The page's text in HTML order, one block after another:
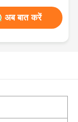
अब बात करें